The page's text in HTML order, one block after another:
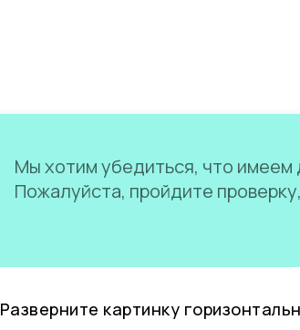
Мы хотим убедиться, что имеем
Пожалуйста, пройдите
Разверните картинку